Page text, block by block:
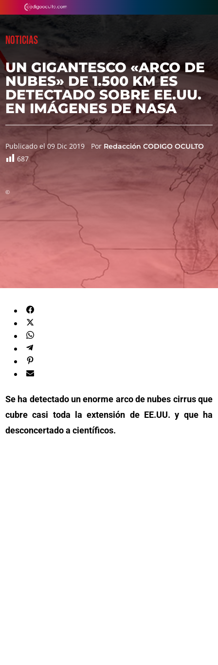
NOTICIAS
UN GIGANTESCO «ARCO DE
NUBES» DE 1.500 KM ES
DETECTADO SOBRE EE.UU.
EN IMÁGENES DE NASA
Publicado el 09 Dic 2019 Por Redacción CODIGO OCULTO
687
©
Se ha detectado un enorme arco de nubes cirrus que
cubre casi toda la extensión de EE.UU. y que ha
desconcertado a científicos.